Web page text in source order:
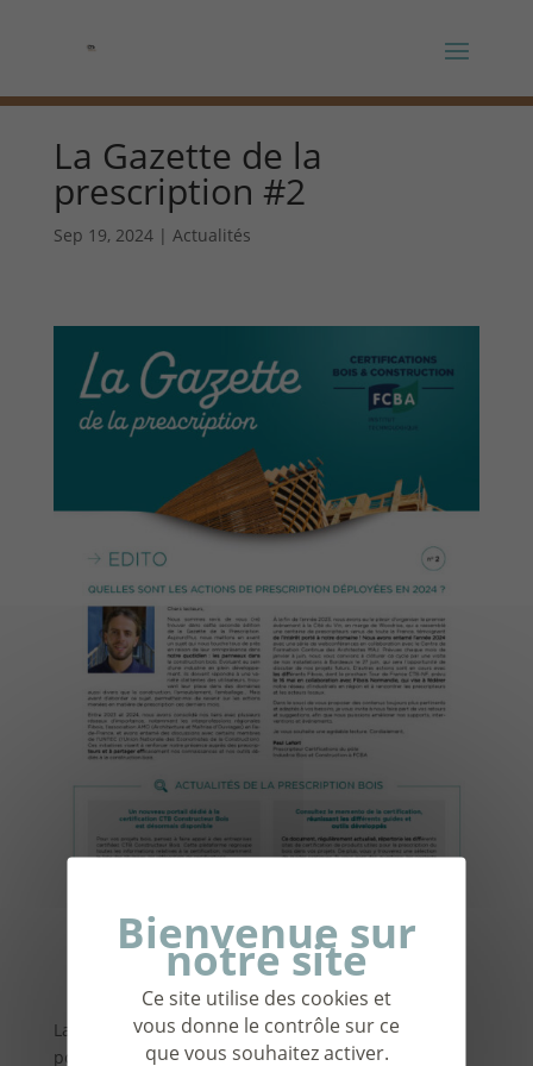
Ce site utilise des cookies et
vous donne le contrôle sur ce
que vous souhaitez activer.
La Gazette de la
prescription #2
Sep 19, 2024| Actualités
La gazette de la prescription, un nouveau support
pour les prescripteurs ? Découvrez la présentation